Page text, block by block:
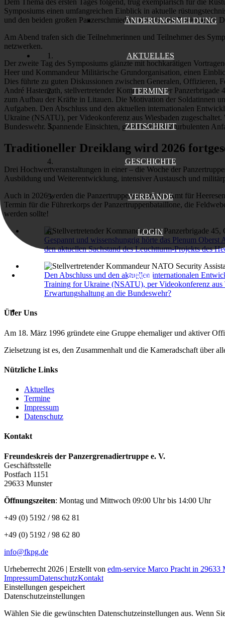
ÄNDERUNGSMELDUNG
AKTUELLES
TERMINE
ZEITSCHRIFT
GESCHICHTE
VERBÄNDE
LOGIN
Support
Dem Thema des ersten Tages folgend, trug exemplarisch für die
Symposiums einen umfangreichen Einblick in aktuelle
und den beiden großen Panzerschmieden, KNDS und Rheinmetall.
Am Abend trafen sich die Teilnehmerinnen und Teilnehmer des
netzwerken.
Der zweite Tag des Symposiums glänzte mit hochkarätigen
Heer und Kommandeur Militärische Grundorganisation, einen
Dies führte zu guten Diskussionen zwischen Generalen, Offizieren,
André Hastenrath, stellvertretender Kommandeur der
zum Aufbau der Kräfte in Litauen. Die Motivation der Soldatinnen
Aufgaben. Den Abschluss und den aktuellen internationalen
Ukraine (NSATU), per Videokonferenz aus Wiesbaden
Bundeswehr. Spannende Einsichten, gerade in dieser turbulenten
Traditioneller Dreiklang wird 2026
Drei Hochwertveranstaltungen in einer – die Woche der
Ausbildung und Weiterentwicklung, intensiver Austausch und
Auch in 2026 werden die Panzertruppenschule, das Amt für
Termin für die Führerkorps der Panzertruppenbataillone, die
werden sollte!
Gespannt und wissenshungrig hörte das Plenum
den aktuellen Sachstand des Leuchtturm-Projekts des
Den Abschluss und den aktuellen internationalen
Training for Ukraine (NSATU), per Videokonferenz aus
Erwartungshaltung an die Bundeswehr?
Über Uns
Am 18. März 1996 gründete eine Gruppe ehemaliger und aktiver
Zielsetzung ist es, den Zusammenhalt und die Kameradschaft über
Nützliche Links
Aktuelles
Termine
Impressum
Datenschutz
Kontakt
Freundeskreis der Panzergrenadiertruppe e. V.
Geschäftsstelle
Postfach 1151
29633 Munster
Öffnungszeiten: Montag und Mittwoch 09:00 Uhr bis 14:00 Uhr
+49 (0) 5192 / 98 62 81
+49 (0) 5192 / 98 62 80
info@fkpg.de
Urheberrecht 2026 | Erstellt von edm-service Marco Pracht in 29633
ImpressumDatenschutzKontakt
Einstellungen gespeichert
Datenschutzeinstellungen
Wählen Sie die gewünschten Datenschutzeinstellungen aus. Wenn